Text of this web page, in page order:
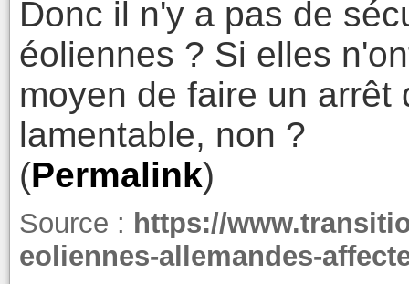
Donc il n'y a pas de
éoliennes ? Si elles
moyen de faire un arrêt
lamentable, non ?
(Permalink)
Source : https://
eoliennes-allemandes-